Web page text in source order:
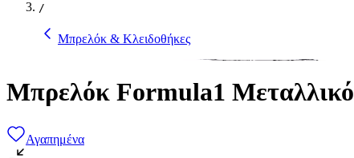
/
Μπρελόκ & Κλειδοθήκες
Μπρελόκ Formula1 Μεταλλικό
Αγαπημένα